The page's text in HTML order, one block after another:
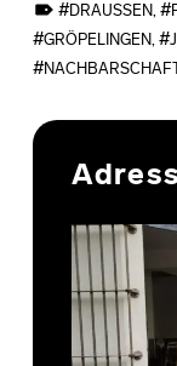
DRAUSSEN
,
GRÖPELINGEN,
NACHBARSCHAFT
Skip back to main navigation